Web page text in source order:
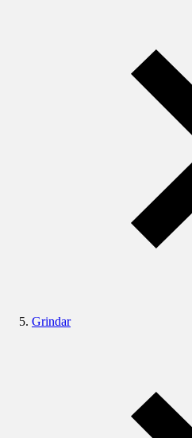
Grindar